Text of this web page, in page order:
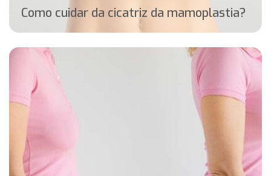
Como cuidar da cicatriz da mamoplastia?